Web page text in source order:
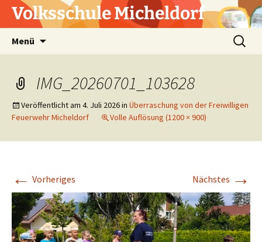
Zum
InhaltVolksschule Micheldorf
Menü
Suchen
nach:
IMG_20260701_103628
Veröffentlicht am 4. Juli 2026in Überraschung von der Freiwilligen
Feuerwehr Micheldorf
Volle Auflösung (1200 × 900)
← Vorheriges Nächstes →